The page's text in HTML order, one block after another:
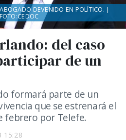
15:28
del caso
de un
formará parte de un
que se estrenará el
febrero por Telefe.
DEVENIDO EN POLÍTICO. |
FOTO:CEDOC